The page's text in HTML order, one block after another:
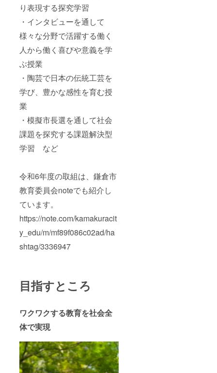
り表現する探究学習
・インタビューを通して
様々な分野で活躍する働く
人から働く喜びや意義を学
ぶ授業
・陶芸で日本の伝統工芸を
学び、豊かな感性を育む授
業
・模擬市長選を通して社会
課題を探究する課題解決型
学習 など
令和6年度の取組は、鎌倉市
教育委員会noteでも紹介し
ています。
https://note.com/kamakuracit
y_edu/m/mf89f086c02ad/ha
shtag/3336947
目指すところ
ワクワクする教育を社会全
体で実現